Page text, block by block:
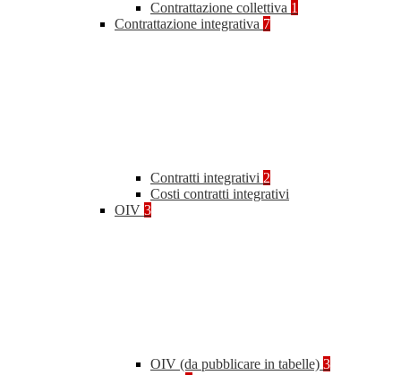
Contrattazione collettiva 1
Contrattazione integrativa 7
Contratti integrativi 2
Costi contratti integrativi
OIV 3
OIV (da pubblicare in tabelle) 3